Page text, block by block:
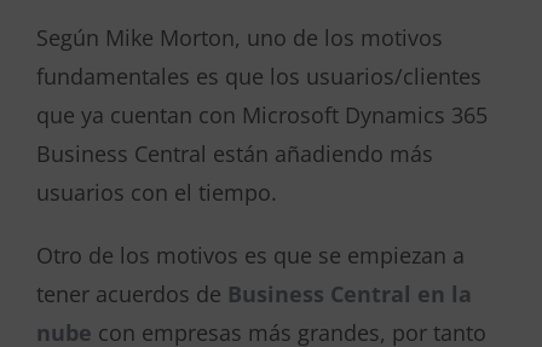
Según Mike Morton, uno de los motivos
fundamentales es que los usuarios/clientes
que ya cuentan con Microsoft Dynamics 365
Business Central están añadiendo más
usuarios con el tiempo.
Otro de los motivos es que se empiezan a
tener acuerdos de Business Central en la
nube con empresas más grandes, por tanto